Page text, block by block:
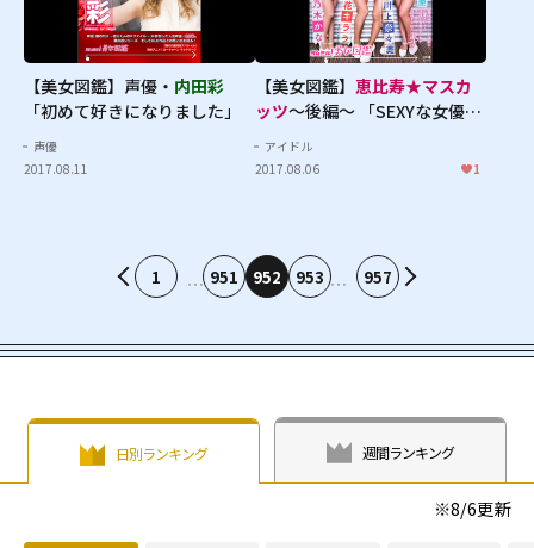
【美女図鑑】声優・ 内田彩
「初めて好きになりました」
声優
2017.08.11
【美女図鑑】 恵比寿★マスカ
ッツ～後編～ 「SEXYな女優た
ちが夜な夜な（！？）抱く野
望」
アイドル
2017.08.06
1
1 951 952 953 957
日別ランキング 週間ランキング
※8/6更新